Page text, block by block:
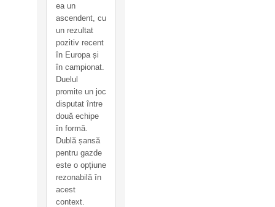
ea un
ascendent, cu
un rezultat
pozitiv recent
în Europa și
în campionat.
Duelul
promite un joc
disputat între
două echipe
în formă.
Dublă șansă
pentru gazde
este o opțiune
rezonabilă în
acest
context.